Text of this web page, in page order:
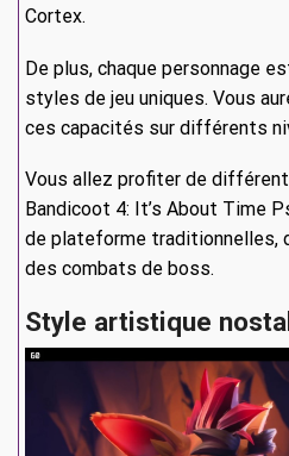
Cortex.
De plus, chaque personnage
styles de jeu uniques. Vous
ces capacités sur différents
Vous allez profiter de
Bandicoot 4: It’s About Time
de plateforme traditionnelles,
des combats de boss.
Style artistique